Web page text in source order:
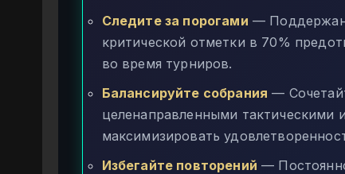
Следите за порогами —
критической отметки в 70%
во время турниров.
Балансируйте собрания —
целенаправленными тактическими
максимизировать
Избегайте повторений —